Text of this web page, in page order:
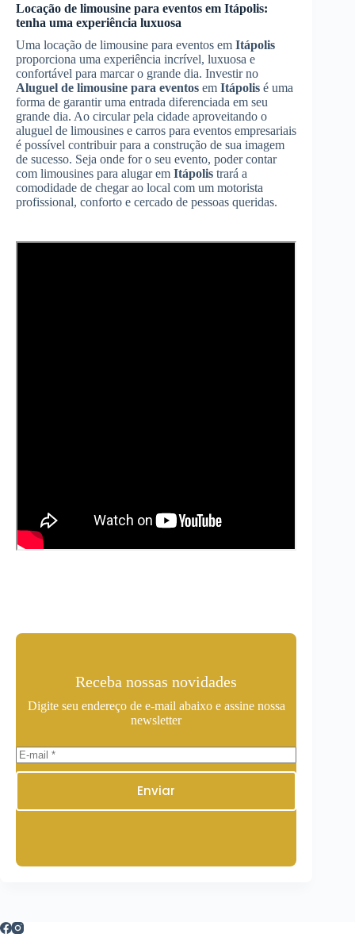
Locação de limousine para eventos em Itápolis:
tenha uma experiência luxuosa
Uma locação de limousine para eventos em Itápolis
proporciona uma experiência incrível, luxuosa e
confortável para marcar o grande dia. Investir no
Aluguel de limousine para eventos em Itápolis é uma
forma de garantir uma entrada diferenciada em seu
grande dia. Ao circular pela cidade aproveitando o
aluguel de limousines e carros para eventos empresariais
é possível contribuir para a construção de sua imagem
de sucesso. Seja onde for o seu evento, poder contar
com limousines para alugar em Itápolis trará a
comodidade de chegar ao local com um motorista
profissional, conforto e cercado de pessoas queridas.
Receba nossas novidades
Digite seu endereço de e-mail abaixo e assine nossa
newsletter
Enviar